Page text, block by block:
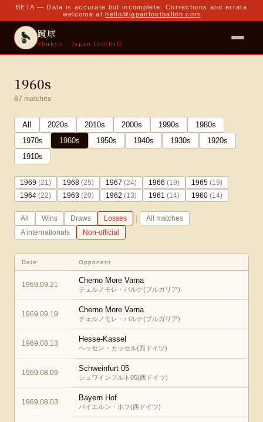
BETA — Data is accurate but incomplete. Corrections and errata
welcome at hello@japanfootballdb.com
蹴球
Shukyu · Japan Football
1960s
87 matches
All 2020s 2010s 2000s 1990s 1980s
1970s 1960s 1950s 1940s 1930s 1920s
1910s
1969 (21) 1968 (25) 1967 (24) 1966 (19) 1965 (19)
1964 (22) 1963 (20) 1962 (13) 1961 (14) 1960 (14)
All Wins Draws Losses |
All matches
A internationals
Non-official
Date Opponent
1969.09.21 Cherno More Varna
チェルノモレ・バルナ(ブルガリア)
1969.09.19 Cherno More Varna
チェルノモレ・バルナ(ブルガリア)
1969.08.13 Hesse-Kassel
ヘッセン・カッセル(西ドイツ)
1969.08.09 Schweinfurt 05
シュワインフルト05(西ドイツ)
1969.08.03 Bayern Hof
バイエルン・ホフ(西ドイツ)